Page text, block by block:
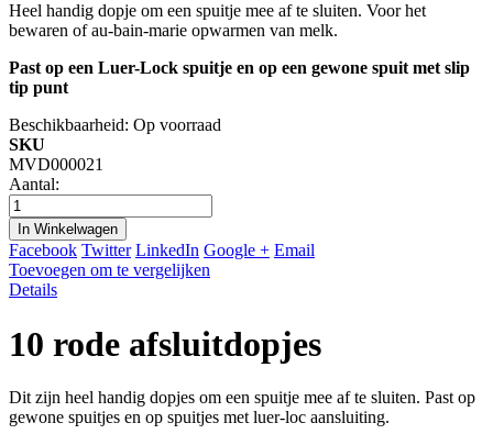
Heel handig dopje om een spuitje mee af te sluiten. Voor het
bewaren of au-bain-marie opwarmen van melk.
Past op een Luer-Lock spuitje en op een gewone spuit met slip
tip punt
Beschikbaarheid: Op voorraad
SKU
MVD000021
Aantal:
In Winkelwagen
Facebook Twitter LinkedIn Google + Email
Toevoegen om te vergelijken
Details
10 rode afsluitdopjes
Dit zijn heel handig dopjes om een spuitje mee af te sluiten. Past op
gewone spuitjes en op spuitjes met luer-loc aansluiting.